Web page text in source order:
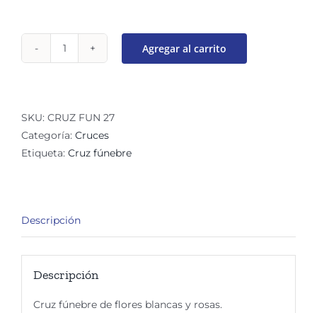
Cruz
Agregar al carrito
SKU: CRUZ FUN 27
Categoría: Cruces
Etiqueta: Cruz fúnebre
Descripción
Descripción
Cruz fúnebre de flores blancas y rosas.